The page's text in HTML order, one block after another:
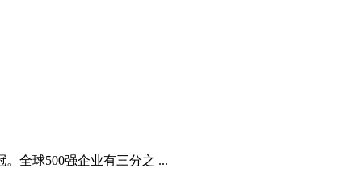
全球500强企业有三分之 ...